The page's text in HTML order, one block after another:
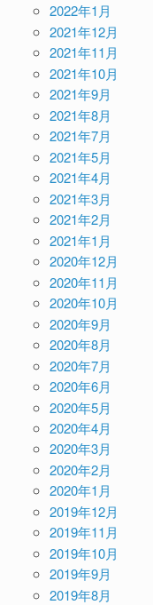
2022年1月
2021年12月
2021年11月
2021年10月
2021年9月
2021年8月
2021年7月
2021年5月
2021年4月
2021年3月
2021年2月
2021年1月
2020年12月
2020年11月
2020年10月
2020年9月
2020年8月
2020年7月
2020年6月
2020年5月
2020年4月
2020年3月
2020年2月
2020年1月
2019年12月
2019年11月
2019年10月
2019年9月
2019年8月